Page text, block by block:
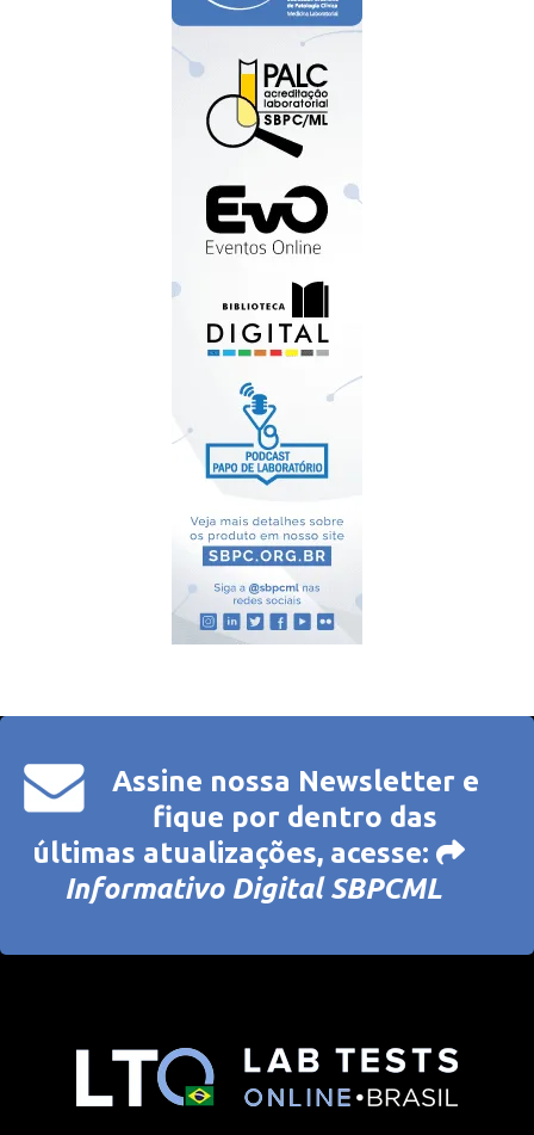
Assine nossa Newsletter e
fique por dentro das
últimas atualizações, acesse:
Informativo Digital SBPCML